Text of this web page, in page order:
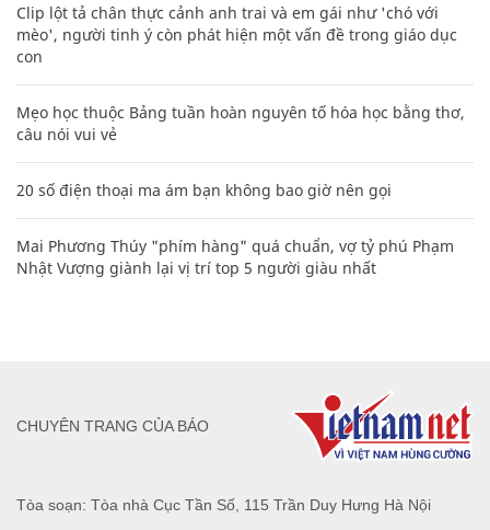
Clip lột tả chân thực cảnh anh trai và em gái như 'chó với
mèo', người tinh ý còn phát hiện một vấn đề trong giáo dục
con
Mẹo học thuộc Bảng tuần hoàn nguyên tố hóa học bằng thơ,
câu nói vui vẻ
20 số điện thoại ma ám bạn không bao giờ nên gọi
Mai Phương Thúy "phím hàng" quá chuẩn, vợ tỷ phú Phạm
Nhật Vượng giành lại vị trí top 5 người giàu nhất
Tòa soạn: Tòa nhà Cục Tần Số, 115 Trần Duy Hưng Hà Nội
CHUYÊN TRANG CỦA BÁO